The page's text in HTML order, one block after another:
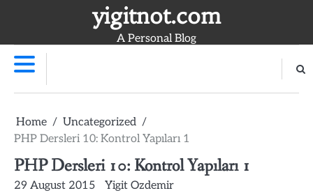
yigitnot.com
A Personal Blog
Home
Uncategorized
PHP Dersleri 10: Kontrol Yapıları 1
PHP Dersleri 10: Kontrol Yapıları 1
29 August 2015 Yigit Ozdemir